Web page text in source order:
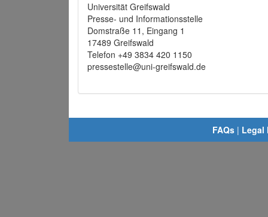
Universität Greifswald
Presse- und Informationsstelle
Domstraße 11, Eingang 1
17489 Greifswald
Telefon +49 3834 420 1150
pressestelle@uni-greifswald.de
FAQs | Legal